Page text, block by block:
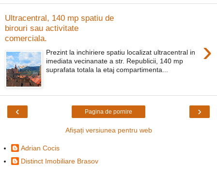
Ultracentral, 140 mp spatiu de
birouri sau activitate
comerciala.
›
Prezint la inchiriere spatiu localizat ultracentral in
imediata vecinanate a str. Republicii, 140 mp
suprafata totala la etaj compartimenta...
‹ ›
Pagina de pornire
Afișați versiunea pentru web
Adrian Cocis
Distinct Imobiliare Brasov